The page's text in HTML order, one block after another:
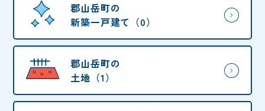
郡山岳町の
新築一戸建て（0）
郡山岳町の
土地（1）